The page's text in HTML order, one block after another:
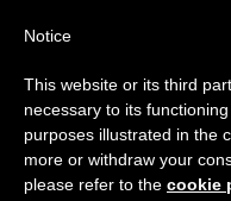
TAG
Posts
Notice
This website or its third
necessary to its
purposes illustrated in the
more or withdraw your
please refer to the cookie